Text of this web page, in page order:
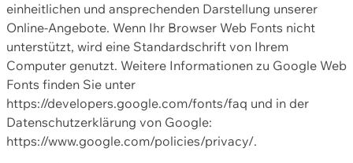
einheitlichen und ansprechenden Darstellung unserer
Online-Angebote. Wenn Ihr Browser Web Fonts nicht
unterstützt, wird eine Standardschrift von Ihrem
Computer genutzt. Weitere Informationen zu Google Web
Fonts finden Sie unter
https://developers.google.com/fonts/faq und in der
Datenschutzerklärung von Google:
https://www.google.com/policies/privacy/.